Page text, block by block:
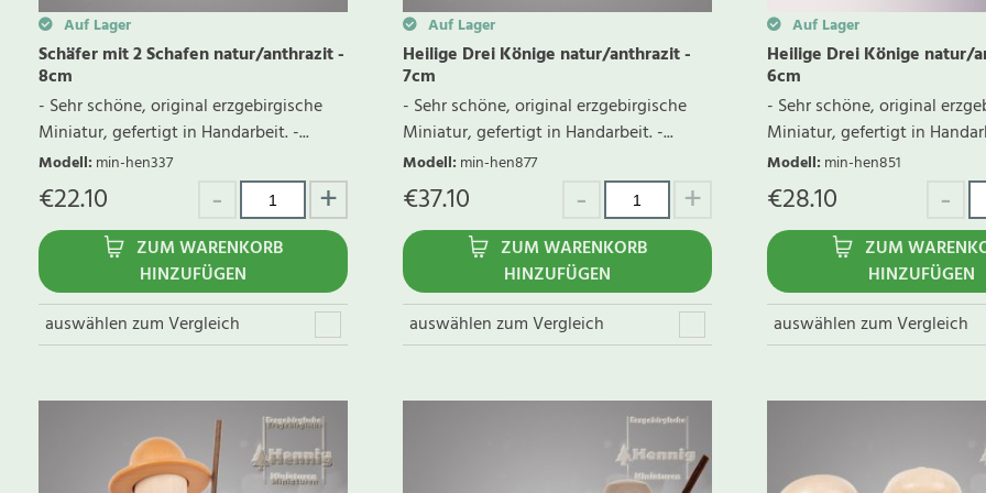
Auf Lager
Schäfer mit 2 Schafen natur/anthrazit -
8cm
- Sehr schöne, original erzgebirgische
Miniatur, gefertigt in Handarbeit. -...
Modell: min-hen337
€22.10
ZUM WARENKORB
HINZUFÜGEN
auswählen zum Vergleich
Auf Lager
Heilige Drei Könige natur/anthrazit -
7cm
- Sehr schöne, original erzgebirgische
Miniatur, gefertigt in Handarbeit. -...
Modell: min-hen877
€37.10
ZUM WARENKORB
HINZUFÜGEN
auswählen zum Vergleich
Auf Lager
Heilige Drei Könige natur/
6cm
- Sehr schöne, original
Miniatur, gefertigt in
Modell: min-hen851
€28.10
ZUM
HINZUFÜGEN
auswählen zum Vergleich